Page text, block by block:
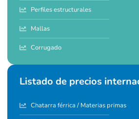
Perfiles estructurales
Mallas
Corrugado
Listado de precios
Chatarra férrica / Materias primas